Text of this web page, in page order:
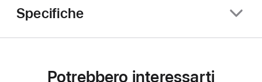
Specifiche
Potrebbero interessarti